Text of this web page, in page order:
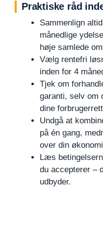
Praktiske råd
Sammenlign
månedlige
høje samlede
Vælg rentefri
inden for 4
Tjek om
garanti, selv om
dine
Undgå at
på én gang,
over din
Læs
du accepterer –
udbyder.